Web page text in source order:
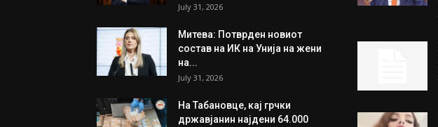
July 31, 2026
Митева: Потврден новиот
состав на ИК на Унија на жени
на...
July 31, 2026
На Табановце, кај грчки
државјанин најдени 64.000